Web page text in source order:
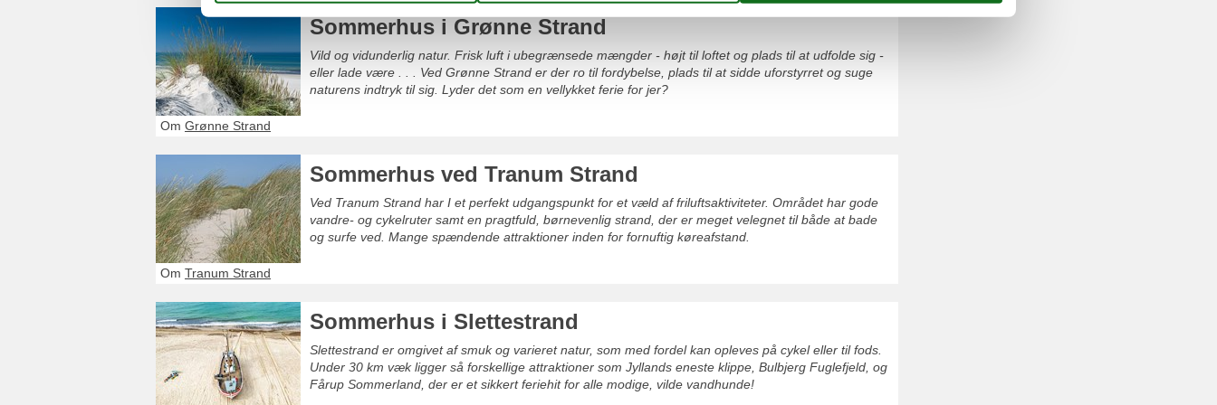
Sommerhus i Grønne Strand
Vild og vidunderlig natur. Frisk luft i ubegrænsede mængder - højt til loftet og plads til at udfolde sig -
eller lade være . . . Ved Grønne Strand er der ro til fordybelse, plads til at sidde uforstyrret og suge
naturens indtryk til sig. Lyder det som en vellykket ferie for jer?
Om Grønne Strand
Sommerhus ved Tranum Strand
Ved Tranum Strand har I et perfekt udgangspunkt for et væld af friluftsaktiviteter. Området har gode
vandre- og cykelruter samt en pragtfuld, børnevenlig strand, der er meget velegnet til både at bade
og surfe ved. Mange spændende attraktioner inden for fornuftig køreafstand.
Om Tranum Strand
Sommerhus i Slettestrand
Slettestrand er omgivet af smuk og varieret natur, som med fordel kan opleves på cykel eller til fods.
Under 30 km væk ligger så forskellige attraktioner som Jyllands eneste klippe, Bulbjerg Fuglefjeld, og
Fårup Sommerland, der er et sikkert feriehit for alle modige, vilde vandhunde!